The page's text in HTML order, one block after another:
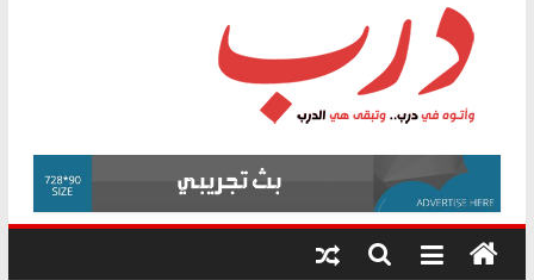
حرية تداول المعلومات للبرلمان خلال
الأسبوع الأخير لدور الانعقاد
نقيب الصحفيين يخاطب الوزراء
العام ضد مؤسسات تستغل المتدربين
حزب التحالف الشعبي يطلق لجنة “الحق
في الصحة” بالإسكندرية لرصد الانتهاكات
ودعم المرضى
درب
وأتوه
درب..
وتبقى
هي